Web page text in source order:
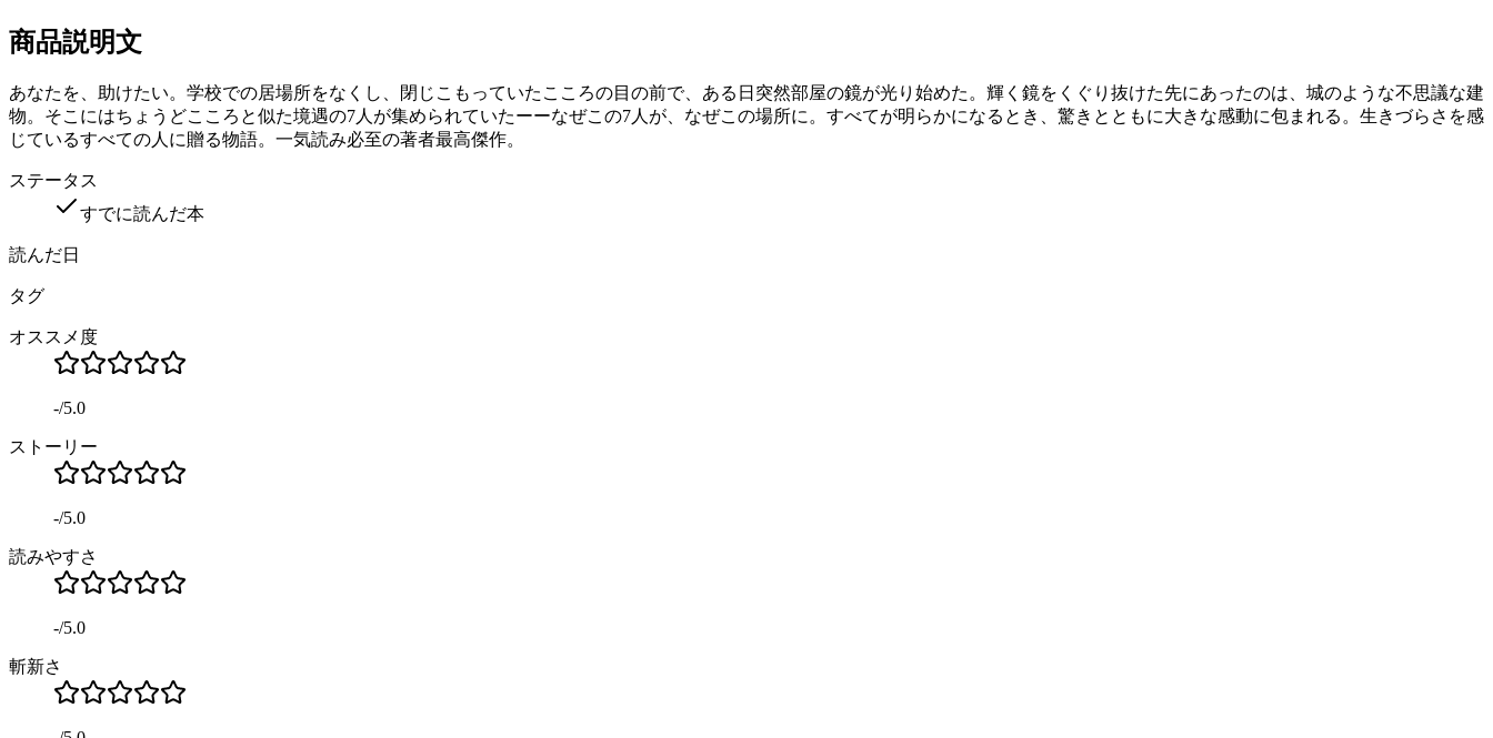
商品説明文
あなたを、助けたい。学校での居場所をなくし、閉じこもっていたこころの目の前で、ある日突然部屋の鏡が光り始めた。輝く鏡をくぐり抜けた先にあったのは、城のような不思議な建
物。そこにはちょうどこころと似た境遇の7人が集められていたーーなぜこの7人が、なぜこの場所に。すべてが明らかになるとき、驚きとともに大きな感動に包まれる。生きづらさを感
じているすべての人に贈る物語。一気読み必至の著者最高傑作。
ステータス
すでに読んだ本
読んだ日
タグ
オススメ度
-/5.0
ストーリー
-/5.0
読みやすさ
-/5.0
斬新さ